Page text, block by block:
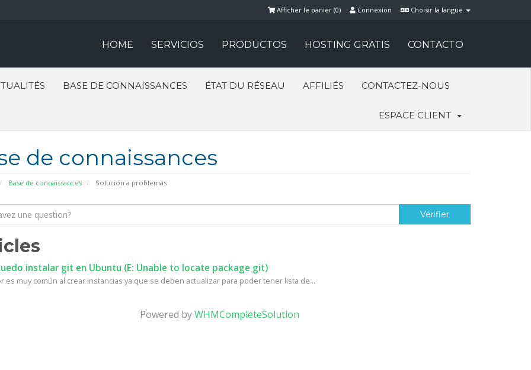
Choisir la langue
Connexion
Afficher le panier (0)
HOME SERVICIOS PRODUCTOS HOSTING GRATIS CONTACTO
BASE DE CONNAISSANCES ÉTAT DU RÉSEAU AFFILIÉS CONTACTEZ-NOUS
ESPACE CLIENT
de connaissances
Base de connaissances Solución a problemas
instalar git en Ubuntu (E: Unable to locate package git)
es muy común al crear instancias ya que se deben actualizar para poder tener lista de...
Powered byWHMCompleteSolution